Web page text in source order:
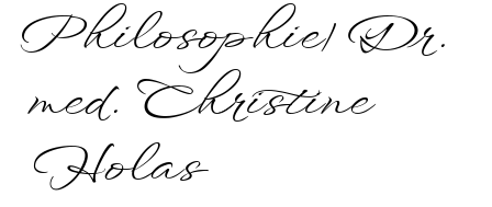
Philosophie| Dr.
med. Christine
Holas